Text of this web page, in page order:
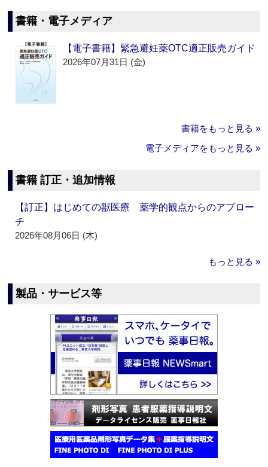
書籍・電子メディア
【電子書籍】緊急避妊薬OTC適正販売ガイド
2026年07月31日 (金)
書籍をもっと見る »
電子メディアをもっと見る »
書籍 訂正・追加情報
【訂正】はじめての獣医療 薬学的観点からのアプロー
チ
2026年08月06日 (木)
もっと見る »
製品・サービス等